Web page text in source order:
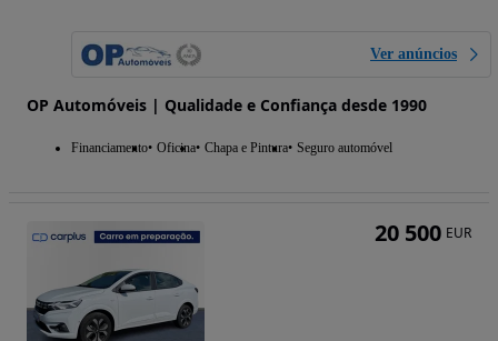
Ver anúncios
OP Automóveis | Qualidade e Confiança desde 1990
Financiamento Oficina Chapa e Pintura Seguro automóvel
20 500 EUR